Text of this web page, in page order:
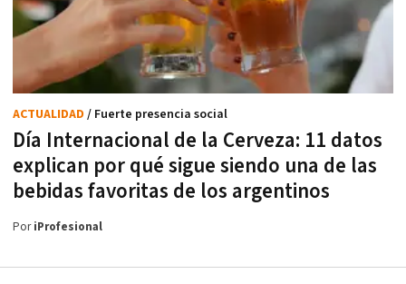
Día Internacional de la Cerveza: 11 datos
explican por qué sigue siendo una de las
bebidas favoritas de los argentinos
ACTUALIDAD / Fuerte presencia social
PoriProfesional